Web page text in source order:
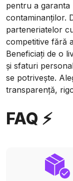
pentru a garanta
contaminanților.
parteneriatelor
competitive fără
Beneficiați de o
și sfaturi
se potrivește.
transparență,
FAQ ⚡